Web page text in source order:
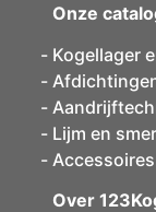
Onze
Kogellager
Lijm en
Over